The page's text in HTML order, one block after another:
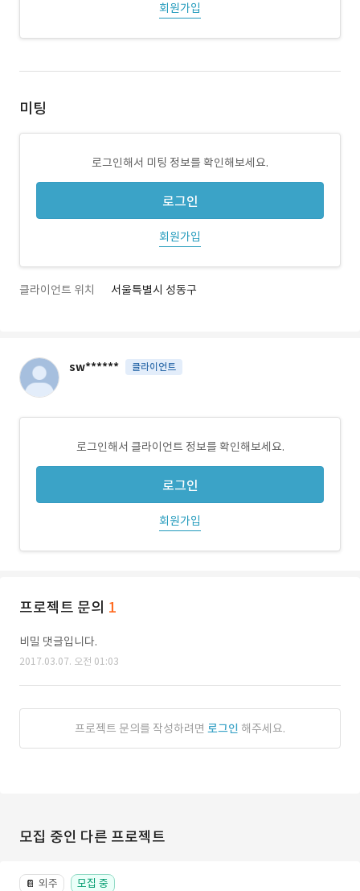
회원가입
미팅
로그인해서 미팅 정보를 확인해보세요.
로그인
회원가입
클라이언트 위치 서울특별시 성동구
sw****** 클라이언트
로그인해서 클라이언트 정보를 확인해보세요.
로그인
회원가입
프로젝트 문의 1
비밀 댓글입니다.
2017.03.07. 오전 01:03
프로젝트 문의를 작성하려면 로그인 해주세요.
모집 중인 다른 프로젝트
📔 외주 모집 중